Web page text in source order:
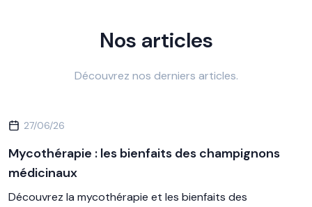
Nos articles
Découvrez nos derniers articles.
27/06/26
Mycothérapie : les bienfaits des champignons
médicinaux
Découvrez la mycothérapie et les bienfaits des